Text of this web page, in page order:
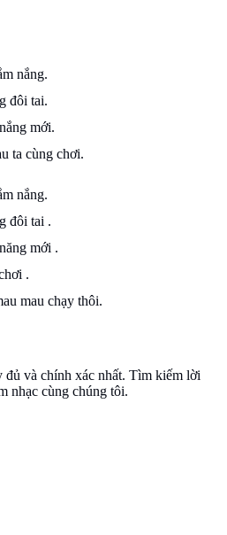
nắng.
đôi tai.
mới.
ta cùng chơi.
nắng.
đôi tai .
mới .
.
mau chạy thôi.
và chính xác nhất. Tìm kiếm lời
nhạc cùng chúng tôi.